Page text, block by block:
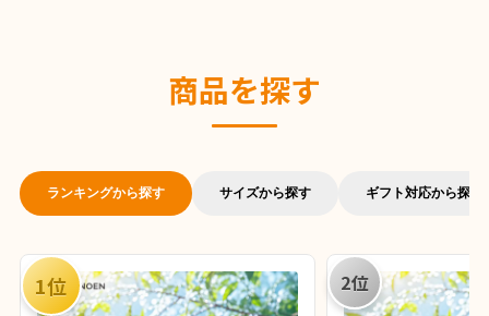
商品を探す
ランキングから探す サイズから探す ギフト対応から探す
1位 2位